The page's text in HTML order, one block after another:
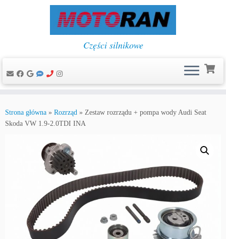
do
treści
Części silnikowe
Strona główna » Rozrząd » Zestaw rozrządu + pompa wody Audi Seat
Skoda VW 1.9-2.0TDI INA